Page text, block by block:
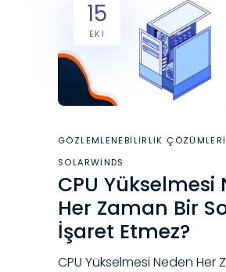
15
EKI
GÖZLEMLENEBILIRLIK ÇÖZÜMLERI
SOLARWINDS
CPU Yükselmesi
Her Zaman Bir
İşaret Etmez?
CPU Yükselmesi Neden Her